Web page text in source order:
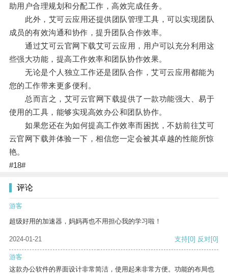
助用户合理规划和分配工作，高效完成任务。
此外，艾可云应用还提供团队管理工具，可以实现团队
成员的有效沟通和协作，提升团队合作效率。
通过艾可云官网下载艾可云应用，用户可以充分利用这
些强大功能，提高工作效率和团队协作效果。
无论是个人独立工作还是团队合作，艾可云应用都能为
您的工作带来更多便利。
总而言之，艾可云官网下载提供了一款功能强大、易于
使用的工具，能够实现高效办公和团队协作。
如果您还在为如何提高工作效率而困扰，不妨前往艾可
云官网下载并体验一下，相信您一定会被其卓越的性能所惊
艳。
#18#
评论
游客
超级好用的加速器，妈妈再也不用担心我的学习啦！
2024-01-21 支持[0] 反对[0]
游客
这款办公软件的界面设计非常简洁，使用起来非常方便。功能的布局也